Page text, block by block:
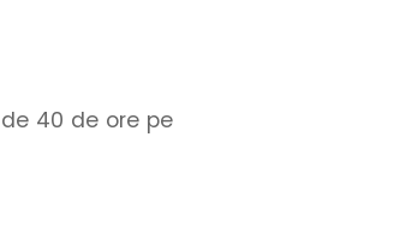
40 de ore pe